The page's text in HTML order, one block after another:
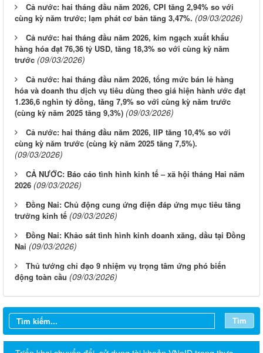
Cả nước: hai tháng đầu năm 2026, CPI tăng 2,94% so với
cùng kỳ năm trước; lạm phát cơ bản tăng 3,47%. (09/03/2026)
Cả nước: hai tháng đầu năm 2026, kim ngạch xuất khẩu
hàng hóa đạt 76,36 tỷ USD, tăng 18,3% so với cùng kỳ năm
trước (09/03/2026)
Cả nước: hai tháng đầu năm 2026, tổng mức bán lẻ hàng
hóa và doanh thu dịch vụ tiêu dùng theo giá hiện hành ước đạt
1.236,6 nghìn tỷ đồng, tăng 7,9% so với cùng kỳ năm trước
(cùng kỳ năm 2025 tăng 9,3%) (09/03/2026)
Cả nước: hai tháng đầu năm 2026, IIP tăng 10,4% so với
cùng kỳ năm trước (cùng kỳ năm 2025 tăng 7,5%).
(09/03/2026)
CẢ NƯỚC: Báo cáo tình hình kinh tế – xã hội tháng Hai năm
2026 (09/03/2026)
Đồng Nai: Chủ động cung ứng điện đáp ứng mục tiêu tăng
trưởng kinh tế (09/03/2026)
Đồng Nai: Khảo sát tình hình kinh doanh xăng, dầu tại Đồng
Nai (09/03/2026)
Thủ tướng chỉ đạo 9 nhiệm vụ trọng tâm ứng phó biến
động toàn cầu (09/03/2026)
Tìm